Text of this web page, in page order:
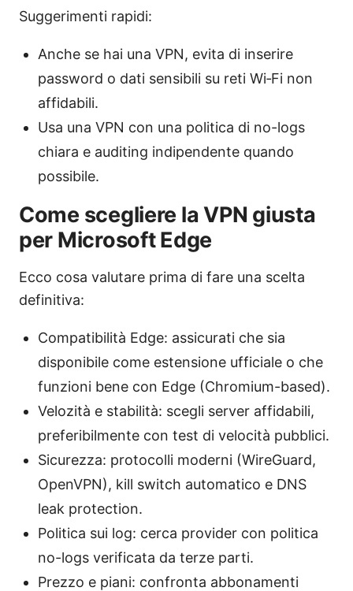
Suggerimenti rapidi:
Anche se hai una VPN, evita di inserire
password o dati sensibili su reti Wi‑Fi non
affidabili.
Usa una VPN con una politica di no-logs
chiara e auditing indipendente quando
possibile.
Come scegliere la VPN giusta
per Microsoft Edge
Ecco cosa valutare prima di fare una scelta
definitiva:
Compatibilità Edge: assicurati che sia
disponibile come estensione ufficiale o che
funzioni bene con Edge (Chromium-based).
Velozità e stabilità: scegli server affidabili,
preferibilmente con test di velocità pubblici.
Sicurezza: protocolli moderni (WireGuard,
OpenVPN), kill switch automatico e DNS
leak protection.
Politica sui log: cerca provider con politica
no-logs verificata da terze parti.
Prezzo e piani: confronta abbonamenti